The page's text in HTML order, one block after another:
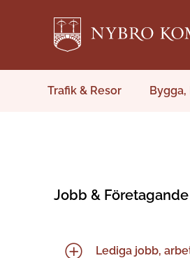
Trafik & Resor Bygga,
Jobb & Företagande
Lediga jobb,